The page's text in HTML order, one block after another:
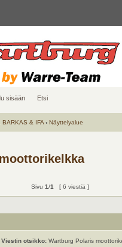
sisään Etsi
BARKAS & IFA ‹ Näyttelyalue
Sivu 1/1 [ 6 viestiä ]
Viestin otsikko:Wartburg Polaris